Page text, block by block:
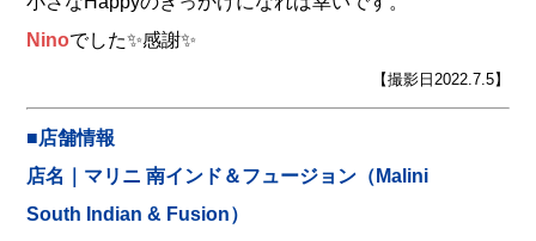
Ninoでした✨感謝✨
【撮影日2022.7.5】
■店舗情報
店名｜マリニ 南インド＆フュージョン（Malini
South Indian & Fusion）